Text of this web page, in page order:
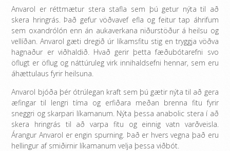
Anvarol er réttmætur stera stafla sem þú getur nýta til að
skera hringrás. Það gefur vöðvavef efla og feitur tap áhrifum
sem oxandrólón enn án aukaverkana niðurstöður á heilsu og
vellíðan. Anvarol gæti dregið úr líkamsfitu stig en tryggja vöðva
hagnaður er viðhaldið. Hvað gerir þetta fæðubótarefni svo
öflugt er öflug og náttúruleg virk innihaldsefni hennar, sem eru
áhættulaus fyrir heilsuna.
Anvarol bjóða þér ótrúlegan kraft sem þú gætir nýta til að gera
æfingar til lengri tíma og erfiðara meðan brenna fitu fyrir
sneggri og skarpari líkamanum. Nýta þessa anabolic stera í að
skera hringrás til að varpa fitu og einnig vatn varðveisla.
Árangur Anvarol er engin spurning. Það er hvers vegna það eru
hellingur af smiðirnir líkamanum velja þessa viðbót.